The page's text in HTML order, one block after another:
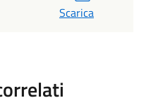
Scarica